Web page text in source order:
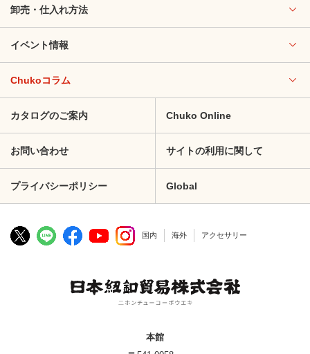
卸売・仕入れ方法
イベント情報
Chukoコラム
カタログのご案内 Chuko Online
お問い合わせ サイトの利用に関して
プライバシーポリシー Global
国内 海外 アクセサリー
本館